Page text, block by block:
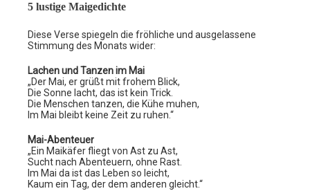
5 lustige Maigedichte
Diese Verse spiegeln die fröhliche und ausgelassene
Stimmung des Monats wider:
Lachen und Tanzen im Mai
„Der Mai, er grüßt mit frohem Blick,
Die Sonne lacht, das ist kein Trick.
Die Menschen tanzen, die Kühe muhen,
Im Mai bleibt keine Zeit zu ruhen.“
Mai-Abenteuer
„Ein Maikäfer fliegt von Ast zu Ast,
Sucht nach Abenteuern, ohne Rast.
Im Mai da ist das Leben so leicht,
Kaum ein Tag, der dem anderen gleicht.“